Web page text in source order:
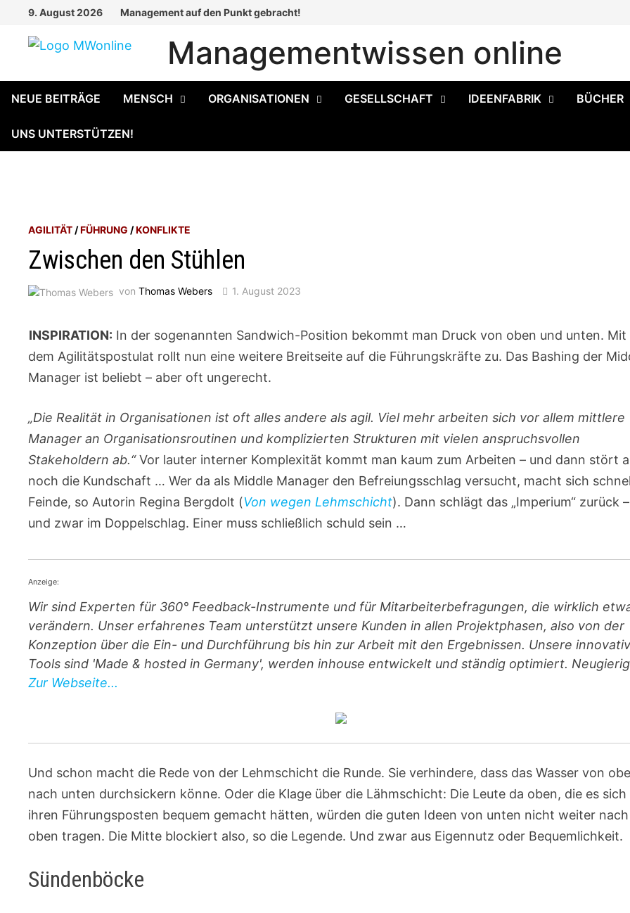
springen
9. August 2026 Management auf den Punkt gebracht!
Managementwissen online
NEUE BEITRÄGE MENSCH ORGANISATIONEN GESELLSCHAFT IDEENFABRIK BÜCHER
UNS UNTERSTÜTZEN!
AGILITÄT /FÜHRUNG /KONFLIKTE
Zwischen den Stühlen
vonThomas Webers 1. August 2023
INSPIRATION: In der sogenannten Sandwich-Position bekommt man Druck von oben und unten. Mit
dem Agilitätspostulat rollt nun eine weitere Breitseite auf die Führungskräfte zu. Das Bashing der
Manager ist beliebt – aber oft ungerecht.
„Die Realität in Organisationen ist oft alles andere als agil. Viel mehr arbeiten sich vor allem mittlere
Manager an Organisationsroutinen und komplizierten Strukturen mit vielen anspruchsvollen
Stakeholdern ab.“Vor lauter interner Komplexität kommt man kaum zum Arbeiten – und dann stört
noch die Kundschaft … Wer da als Middle Manager den Befreiungsschlag versucht, macht sich
Feinde, so Autorin Regina Bergdolt (Von wegen Lehmschicht). Dann schlägt das „Imperium“ zurück –
und zwar im Doppelschlag. Einer muss schließlich schuld sein …
Anzeige:
Wir sind Experten für 360° Feedback-Instrumente und für Mitarbeiterbefragungen, die wirklich
verändern. Unser erfahrenes Team unterstützt unsere Kunden in allen Projektphasen, also von der
Konzeption über die Ein- und Durchführung bis hin zur Arbeit mit den Ergebnissen. Unsere
Tools sind 'Made & hosted in Germany', werden inhouse entwickelt und ständig optimiert.
Zur Webseite...
Und schon macht die Rede von der Lehmschicht die Runde. Sie verhindere, dass das Wasser von
nach unten durchsickern könne. Oder die Klage über die Lähmschicht: Die Leute da oben, die es sich
ihren Führungsposten bequem gemacht hätten, würden die guten Ideen von unten nicht weiter nach
oben tragen. Die Mitte blockiert also, so die Legende. Und zwar aus Eigennutz oder Bequemlichkeit.
Sündenböcke